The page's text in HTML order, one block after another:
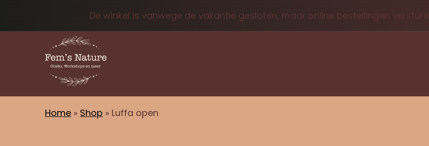
De winkel is vanwege de vakantie gesloten, maar online bestellingen
Home » Shop » Luffa open